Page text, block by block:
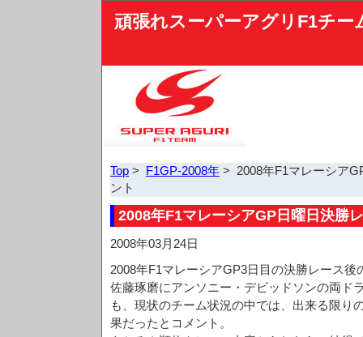
頑張れスーパーアグリF1チー
Top > F1GP-2008年 > 2008年F1マレーシア
ント
2008年F1マレーシアGP日曜日決勝
2008年03月24日
2008年F1マレーシアGP3日目の決勝レース後
佐藤琢磨にアンソニー・デビッドソンの両ド
も、現状のチーム状況の中では、出来る限り
果だったとコメント。